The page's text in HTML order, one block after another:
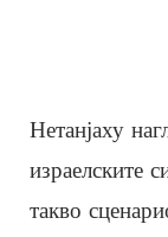
Нетанјаху
израелските
такво